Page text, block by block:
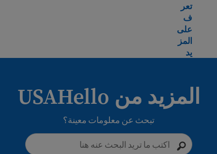
تعر
ف
على
المز
يدabout Basic computer skills & internet safety
المزيد من USAHello
تبحث عن معلومات معينة؟